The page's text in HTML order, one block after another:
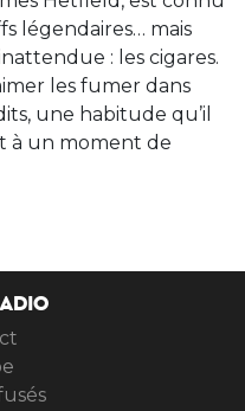
légendaires… mais
: les cigares.
les fumer dans
une habitude qu’il
à un moment de